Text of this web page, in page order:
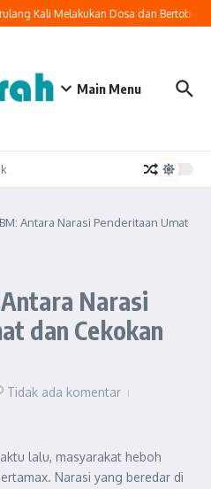
Kali Melakukan Dosa dan Bertobat,
Main Menu
Antara Narasi Penderitaan Umat
Narasi
dan Cekokan
Tidak ada komentar
lalu, masyarakat heboh
Narasi yang beredar di